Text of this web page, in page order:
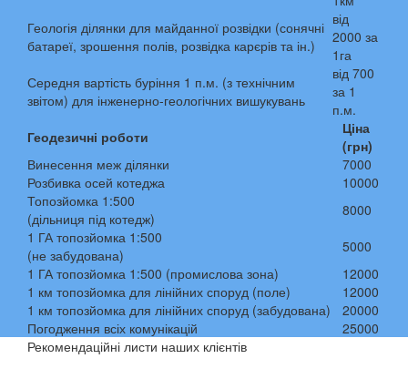
Геологія ділянки для майданної розвідки (сонячні
батареї, зрошення полів, розвідка карєрів та ін.)
від
2000 за
1га
Середня вартість буріння 1 п.м. (з технічним
звітом) для інженерно-геологічних вишукувань
від 700
за 1
п.м.
Геодезичні роботи
Ціна
(грн)
Винесення меж ділянки
7000
Розбивка осей котеджа
10000
Топозйомка 1:500
(дільниця під котедж)
8000
1 ГА топозйомка 1:500
(не забудована)
5000
1 ГА топозйомка 1:500 (промислова зона)
12000
1 км топозйомка для лінійних споруд (поле)
12000
1 км топозйомка для лінійних споруд (забудована)
20000
Погодження всіх комунікацій
25000
Рекомендаційні листи наших клієнтів